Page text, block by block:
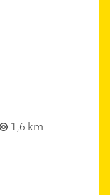
1,6 km